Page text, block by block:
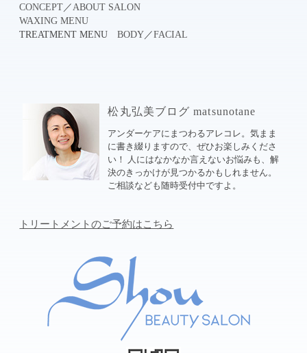
CONCEPT／ABOUT SALON
WAXING MENU
TREATMENT MENUBODY／FACIAL
松丸弘美ブログ matsunotane
アンダーケアにまつわるアレコレ。気まま
に書き綴りますので、ぜひお楽しみくださ
い！ 人にはなかなか言えないお悩みも、解
決のきっかけが見つかるかもしれません。
ご相談なども随時受付中ですよ。
トリートメントのご予約はこちら